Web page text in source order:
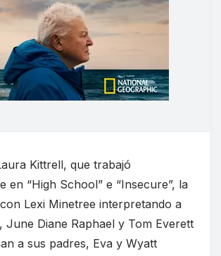
Kittrell, que trabajó
en “High School” e “Insecure”, la
Lexi Minetree interpretando a
June Diane Raphael y Tom Everett
a sus padres, Eva y Wyatt